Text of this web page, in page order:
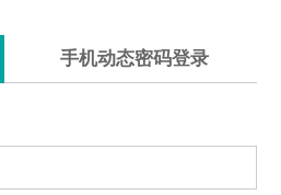
手机动态密码登录